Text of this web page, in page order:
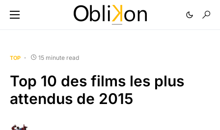
TOP 15 minute read
Top 10 des films les plus
attendus de 2015